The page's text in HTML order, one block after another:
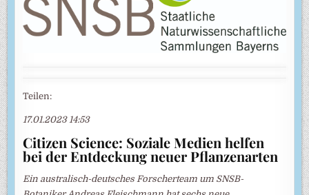
Teilen:
17.01.2023 14:53
Citizen Science: Soziale Medien helfen
bei der Entdeckung neuer Pflanzenarten
Ein australisch-deutsches Forscherteam um SNSB-